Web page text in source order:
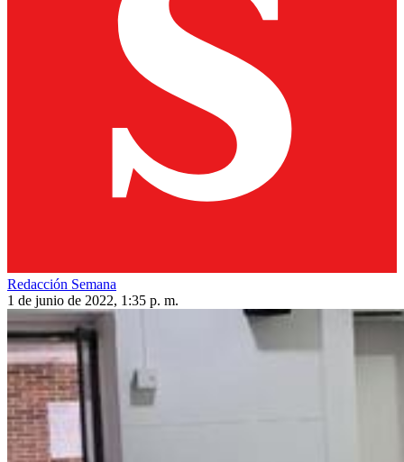
Redacción Semana
1 de junio de 2022, 1:35 p. m.